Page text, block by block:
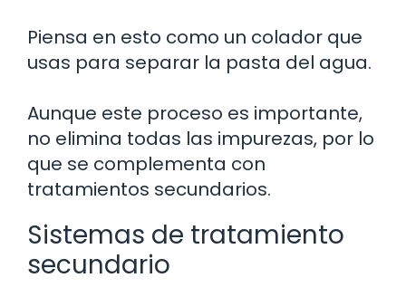
Piensa en esto como un colador que
usas para separar la pasta del agua.
Aunque este proceso es importante,
no elimina todas las impurezas, por lo
que se complementa con
tratamientos secundarios.
Sistemas de tratamiento
secundario